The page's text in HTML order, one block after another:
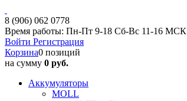
8 (906) 062 0778
Время работы: Пн-Пт 9-18 Сб-Вс 11-16 МСК
Войти Регистрация
Корзина0 позиций
на сумму 0 руб.
Аккумуляторы
MOLL